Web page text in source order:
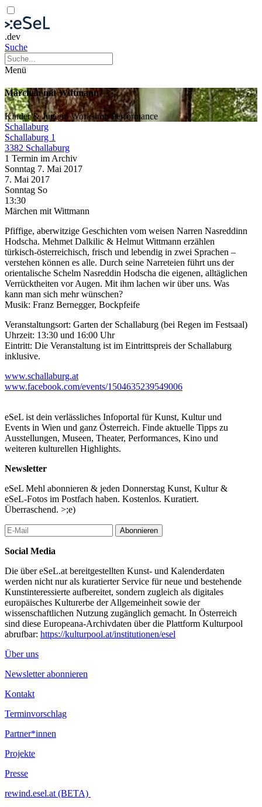
.dev
Suche
Menü
Märchen mit Wittmann
Kinder & JugendWorkshopPerformance
Schallaburg
Schallaburg 1
3382 Schallaburg
1 Termin im Archiv
Sonntag 7. Mai 2017
7. Mai 2017
Sonntag So
13:30
Märchen mit Wittmann
Pfiffige, aberwitzige Geschichten vom weisen Narren Nasreddinn
Hodscha. Mehmet Dalkilic & Helmut Wittmann erzählen
türkisch-österreichisch, frisch und lebendig in zwei Sprachen –
verstehen können es alle. Durch seine Narreteien führt uns der
orientalische Schelm Nasreddin Hodscha die eigenen, alltäglichen
Verrücktheiten vor Augen. Mit ihm lachen wir über uns. Was
kann man sich mehr wünschen?
Musik: Franz Bernegger, Bockpfeife
Veranstaltungsort: Garten der Schallaburg (bei Regen im Festsaal)
Uhrzeit: 13:30 und 16:00 Uhr
Eintritt: Die Veranstaltung ist im Eintrittspreis der Schallaburg
inklusive.
www.schallaburg.at
www.facebook.com/events/1504635239549006
eSeL ist dein verlässliches Infoportal für Kunst, Kultur und
Events in Wien und ganz Österreich. Finde aktuelle Tipps zu
Ausstellungen, Museen, Theater, Performances, Kino und
weiteren kulturellen Highlights.
Newsletter
eSeL Mehl abonnieren & jeden Donnerstag Kunst, Kultur &
eSeL-Fotos im Postfach haben. Kostenlos. Kuratiert.
Überraschend. >;e)
Abonnieren
Social Media
Die über eSeL.at bereitgestellten Kunst- und Kalenderdaten
werden nicht nur als kuratierter Service für neue und bestehende
Kunstinteressierte aufbereitet, sondern zugleich als digitales
europäisches Kulturerbe der Allgemeinheit sowie der
wissenschaftlichen Nutzung zugänglich gemacht. In Österreich
sind diese Europeana-Archivdaten über die Plattform Kulturpool
abrufbar: https://kulturpool.at/institutionen/esel
Über uns
Newsletter abonnieren
Kontakt
Terminvorschlag
Partner*innen
Projekte
Presse
rewind.esel.at (BETA)